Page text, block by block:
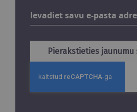
Pierakstieties jaunumu